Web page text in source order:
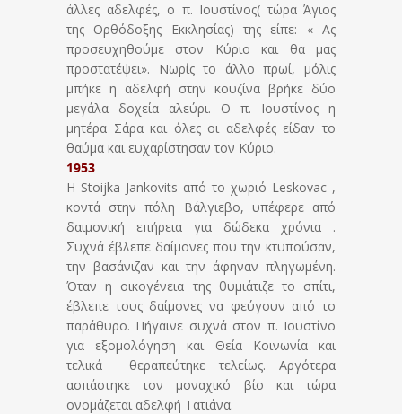
άλλες αδελφές, ο π. Ιουστίνος( τώρα Άγιος
της Ορθόδοξης Εκκλησίας) της είπε: « Ας
προσευχηθούμε στον Κύριο και θα μας
προστατέψει». Νωρίς το άλλο πρωί, μόλις
μπήκε η αδελφή στην κουζίνα βρήκε δύο
μεγάλα δοχεία αλεύρι. Ο π. Ιουστίνος η
μητέρα Σάρα και όλες οι αδελφές είδαν το
θαύμα και ευχαρίστησαν τον Κύριο.
1953
Η Stoijka Jankovits από το χωριό Leskovac ,
κοντά στην πόλη Βάλγιεβο, υπέφερε από
δαιμονική επήρεια για δώδεκα χρόνια .
Συχνά έβλεπε δαίμονες που την κτυπούσαν,
την βασάνιζαν και την άφηναν πληγωμένη.
Όταν η οικογένεια της θυμιάτιζε το σπίτι,
έβλεπε τους δαίμονες να φεύγουν από το
παράθυρο. Πήγαινε συχνά στον π. Ιουστίνο
για εξομολόγηση και Θεία Κοινωνία και
τελικά θεραπεύτηκε τελείως. Αργότερα
ασπάστηκε τον μοναχικό βίο και τώρα
ονομάζεται αδελφή Τατιάνα.